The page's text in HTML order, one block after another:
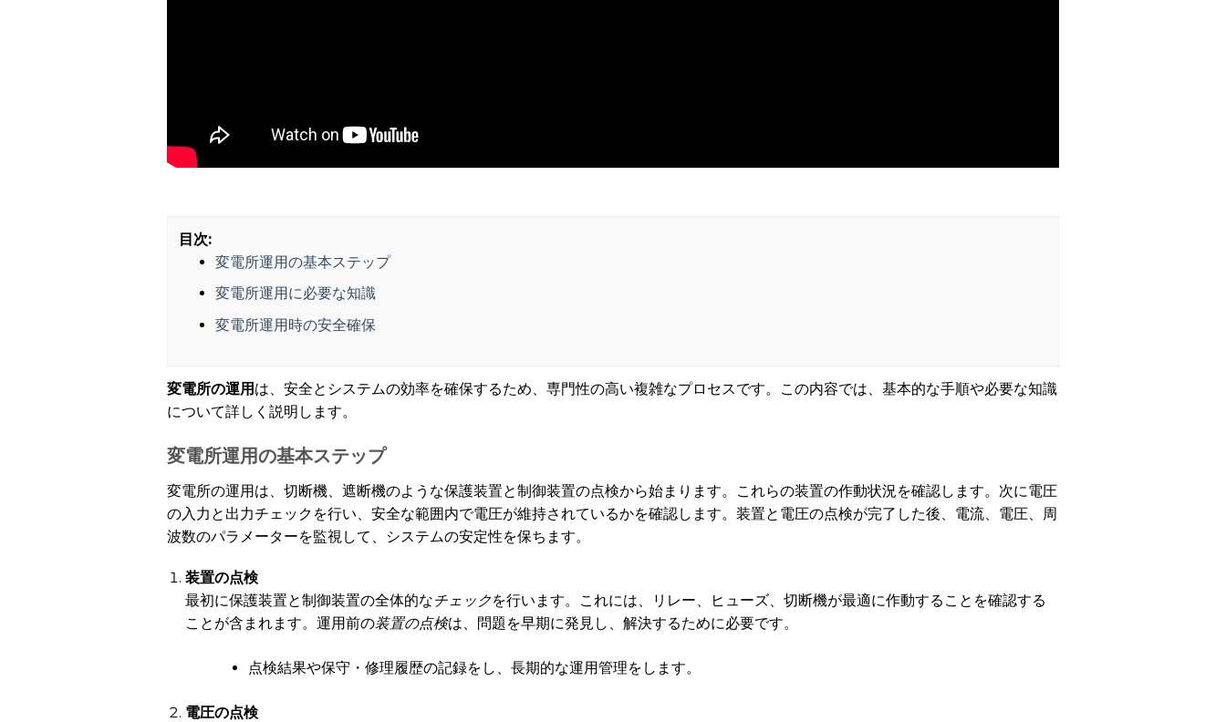
目次:
変電所運用の基本ステップ
変電所運用に必要な知識
変電所運用時の安全確保
変電所の運用 は、安全とシステムの効率を確保するため、専門性の高い複雑なプロセスです。この内容では、基本的な手順や必要な知識
について詳しく説明します。
変電所運用の基本ステップ
変電所の運用は、切断機、遮断機のような保護装置と制御装置の点検から始まります。これらの装置の作動状況を確認します。次に電圧
の入力と出力チェックを行い、安全な範囲内で電圧が維持されているかを確認します。装置と電圧の点検が完了した後、電流、電圧、周
波数のパラメーターを監視して、システムの安定性を保ちます。
装置の点検
最初に保護装置と制御装置の全体的なチェックを行います。これには、リレー、ヒューズ、切断機が最適に作動することを確認する
ことが含まれます。運用前の装置の点検は、問題を早期に発見し、解決するために必要です。
点検結果や保守・修理履歴の記録をし、長期的な運用管理をします。
電圧の点検